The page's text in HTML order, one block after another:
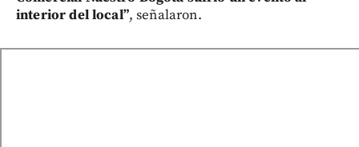
interior del local”, señalaron.